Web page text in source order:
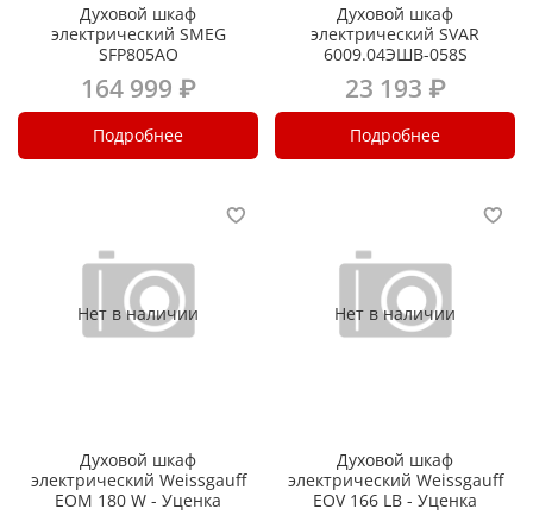
Духовой шкаф
электрический SMEG
SFP805AO
164 999 ₽
Подробнее
Духовой шкаф
электрический SVAR
6009.04ЭШВ-058S
23 193 ₽
Подробнее
Нет в наличии
Духовой шкаф
электрический Weissgauff
EOM 180 W - Уценка
Нет в наличии
Духовой шкаф
электрический Weissgauff
EOV 166 LB - Уценка